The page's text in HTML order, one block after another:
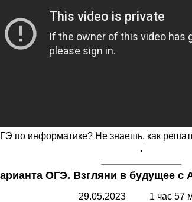
по информатике? Не знаешь, как
.
ОГЭ. Взгляни в будущее
29.05.2023 1 час 57